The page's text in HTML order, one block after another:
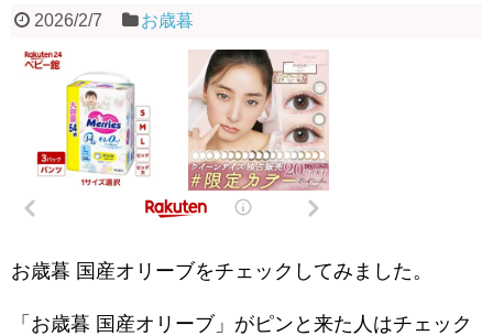
2026/2/7 お歳暮
お歳暮 国産オリーブをチェックしてみました。
「お歳暮 国産オリーブ」がピンと来た人はチェック